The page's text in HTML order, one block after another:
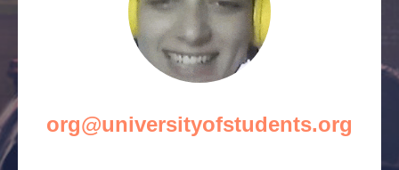
org@universityofstudents.org